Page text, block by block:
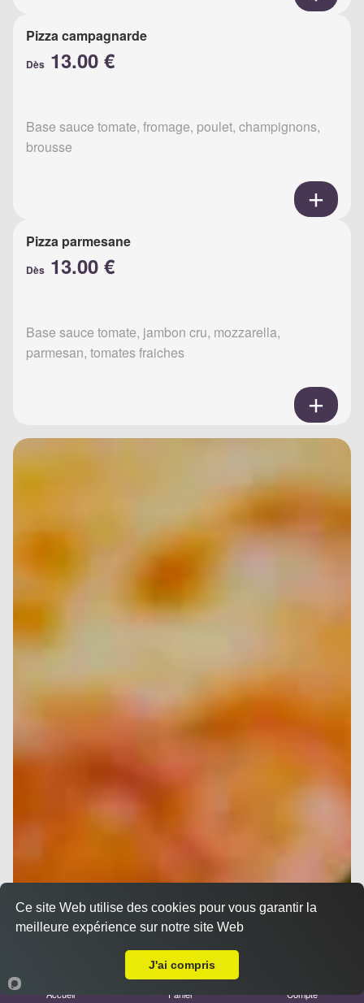
Pizza campagnarde
Dès 13.00 €
Base sauce tomate, fromage, poulet, champignons,
brousse
Pizza parmesane
Dès 13.00 €
Base sauce tomate, jambon cru, mozzarella,
parmesan, tomates fraiches
Accueil Panier Compte
Ce site Web utilise des cookies pour vous garantir la
meilleure expérience sur notre site Web
J'ai compris